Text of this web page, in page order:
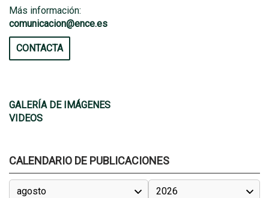
Más información:
comunicacion@ence.es
CONTACTA
GALERÍA DE IMÁGENES
VIDEOS
CALENDARIO DE PUBLICACIONES